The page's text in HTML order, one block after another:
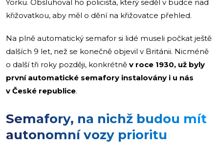
Yorku. Obsluhoval ho policista, který seděl v budce nad
křižovatkou, aby měl o dění na křižovatce přehled.
Na plně automatický semafor si lidé museli počkat ještě
dalších 9 let, než se konečně objevil v Británii. Nicméně
o další tři roky později, konkrétně v roce 1930, už byly
první automatické semafory instalovány i u nás
v České republice.
Semafory, na nichž budou mít
autonomní vozy prioritu